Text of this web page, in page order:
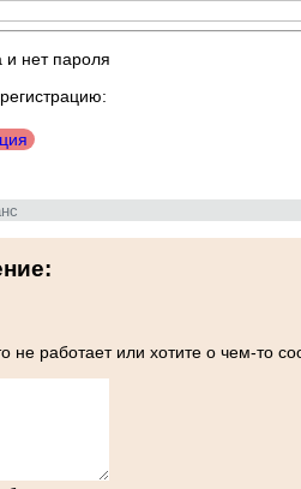
и нет пароля
не работает или хотите о чем-то